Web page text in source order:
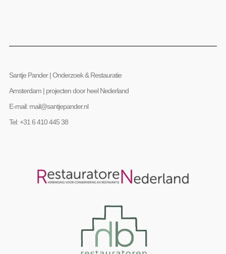
Santje Pander | Onderzoek & Restauratie
Amsterdam | projecten door heel Nederland
E-mail: mail@santjepander.nl
Tel: +31 6 410 445 38